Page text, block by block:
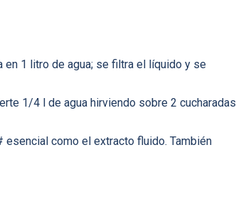
1 litro de agua; se filtra el líquido y se
1/4 l de agua hirviendo sobre 2 cucharadas
como el extracto fluido. También